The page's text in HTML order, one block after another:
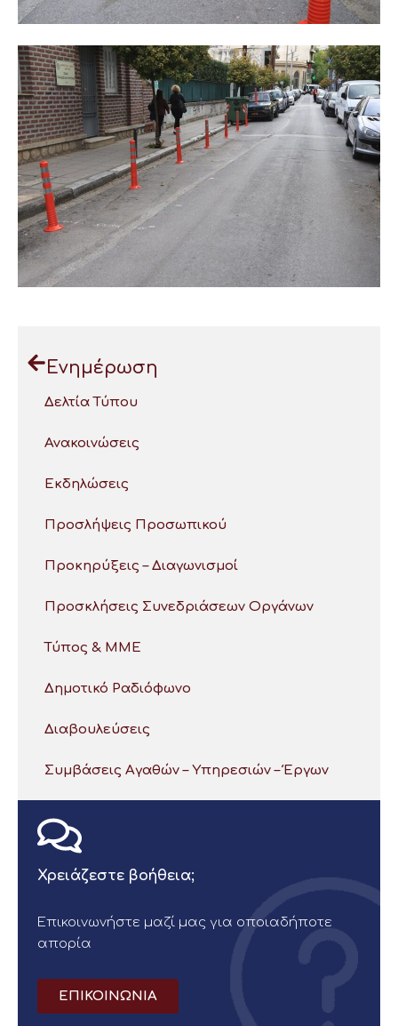
Ενημέρωση
Δελτία Τύπου
Ανακοινώσεις
Εκδηλώσεις
Προσλήψεις Προσωπικού
Προκηρύξεις – Διαγωνισμοί
Προσκλήσεις Συνεδριάσεων Οργάνων
Τύπος & ΜΜΕ
Δημοτικό Ραδιόφωνο
Διαβουλεύσεις
Συμβάσεις Αγαθών – Υπηρεσιών – Έργων
Χρειάζεστε βοήθεια;
Επικοινωνήστε μαζί μας για οποιαδήποτε
απορία
ΕΠΙΚΟΙΝΩΝΙΑ